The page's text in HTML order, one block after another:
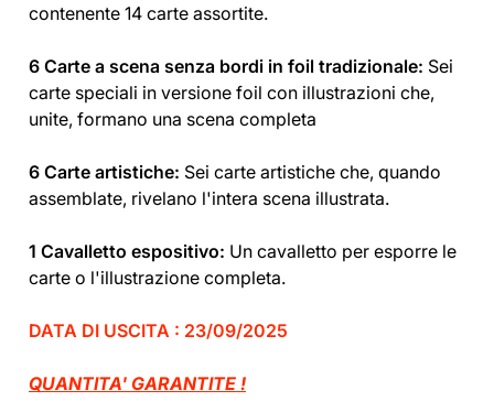
contenente 14 carte assortite.
6 Carte a scena senza bordi in foil tradizionale: Sei
carte speciali in versione foil con illustrazioni che,
unite, formano una scena completa
6 Carte artistiche: Sei carte artistiche che, quando
assemblate, rivelano l'intera scena illustrata.
1 Cavalletto espositivo: Un cavalletto per esporre le
carte o l'illustrazione completa.
DATA DI USCITA : 23/09/2025
QUANTITA' GARANTITE !